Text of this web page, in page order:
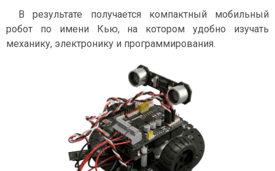
В результате получается компактный мобильный
робот по имени Кью, на котором удобно изучать
механику, электронику и программирования.